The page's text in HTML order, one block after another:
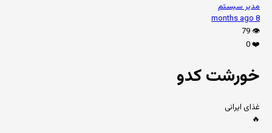
مدیر سیستم
8 months ago
👁️
79
❤️
0
خورشت کدو
غذای ایرانی
🔥